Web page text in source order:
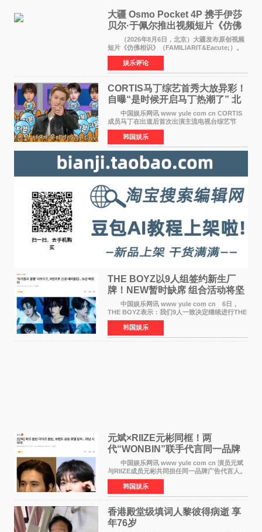
大疆 Osmo Pocket 4P 携手伊莎
贝尔·于佩尔推出视频短片《仿佛
相识》
（2026年8月6日，北京）大疆发布原创视频
短片《仿佛相识》（FAMILIARIT&Eacute;）。
视频短片由戛纳国际电影节最佳女演员伊莎贝尔·
于佩尔（Isabelle Huppert）主演，全程使用大
疆首款双主摄口
娱乐评论
CORTIS马丁综艺首秀大放异彩！
自曝“是时候开启马丁热潮了” 北
美巡演火热进行中
中国娱乐网讯 www yule com cn CORTIS
成员马丁在出道后首次出演主流电视台综艺节
目，展现了多才多艺的魅力。 马丁出演了5日
播出的MBC《Radio Star》Fashion与Passion
之间，I&lsquo;m
韩国娱乐
THE BOYZ以9人组签约新生厂
牌！NEW暂时缺席 组合活动将坚
定不移继续
中国娱乐网讯 www yule com cn 6日，
THE BOYZ表示：我们9人一致决定继续进行THE
BOYZ组合活动，并且已经完成了组合团体活动
签约。目前正在新生厂牌下进行活动准备。尚未
离开THE BOYZ原所
韩国娱乐
元斌×RIIZE元彬同框！两
代“WONBIN”联手代言同一品牌
颜值天花板合体
中国娱乐网讯 www yule com cn 演员元斌
与RIIZE成员元彬共同担任同一品牌广告代言人。
6日据独家报道，继演员元斌之后，RIIZE元彬最
近也被选为某在线中介平台A公司的共同广告代言
人，两人将作
韩国娱乐
香港殿堂级填词人黎彼得病逝 享
年76岁​